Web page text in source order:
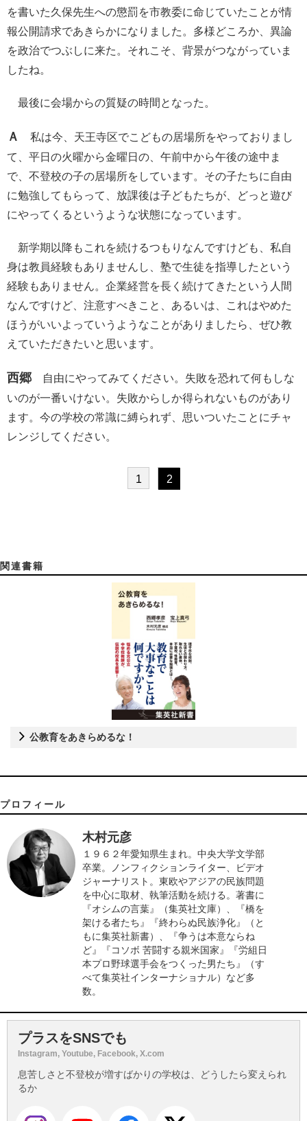
を書いた久保先生への懲罰を市教委に命じていたことが情
報公開請求であきらかになりました。多様どころか、異論
を政治でつぶしに来た。それこそ、背景がつながっていま
したね。
最後に会場からの質疑の時間となった。
Ａ
私は今、天王寺区でこどもの居場所をやっておりまし
て、平日の火曜から金曜日の、午前中から午後の途中ま
で、不登校の子の居場所をしています。その子たちに自由
に勉強してもらって、放課後は子どもたちが、どっと遊び
にやってくるというような状態になっています。
新学期以降もこれを続けるつもりなんですけども、私自
身は教員経験もありませんし、塾で生徒を指導したという
経験もありません。企業経営を長く続けてきたという人間
なんですけど、注意すべきこと、あるいは、これはやめた
ほうがいいよっていうようなことがありましたら、ぜひ教
えていただきたいと思います。
西郷 自由にやってみてください。失敗を恐れて何もしな
いのが一番いけない。失敗からしか得られないものがあり
ます。今の学校の常識に縛られず、思いついたことにチャ
レンジしてください。
1 2
関連書籍
公教育をあきらめるな！
プロフィール
木村元彦
１９６２年愛知県生まれ。中央大学文学部
卒業。ノンフィクションライター、ビデオ
ジャーナリスト。東欧やアジアの民族問題
を中心に取材、執筆活動を続ける。著書に
『オシムの言葉』（集英社文庫）、『橋を
架ける者たち』『終わらぬ民族浄化』（と
もに集英社新書）、『争うは本意ならね
ど』『コソボ 苦闘する親米国家』『労組日
本プロ野球選手会をつくった男たち』（す
べて集英社インターナショナル）など多
数。
プラスをSNSでも
Instagram, Youtube, Facebook, X.com
息苦しさと不登校が増すばかりの学校は、どうしたら変えられ
るか